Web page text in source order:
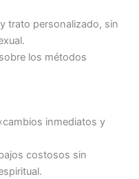
trato personalizado, sin
los métodos
inmediatos y
costosos sin